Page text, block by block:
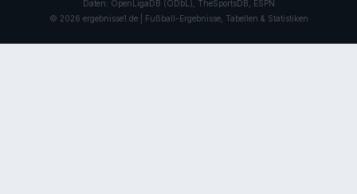
Daten: OpenLigaDB (ODbL), TheSportsDB, ESPN
© 2026 ergebnisse1.de | Fußball-Ergebnisse, Tabellen & Statistiken